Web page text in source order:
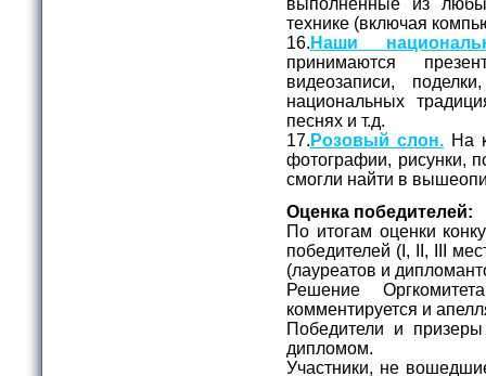
выполненные из
технике (включая
16. Наши
принимаются
видеозаписи,
национальных
песнях и т.д.
17. Розовый слон. На
фотографии, рисунки,
смогли найти в
Оценка победителей:
По итогам оценки
победителей (I, II, III
(лауреатов и
Решение
комментируется и
Победители и
дипломом.
Участники, не